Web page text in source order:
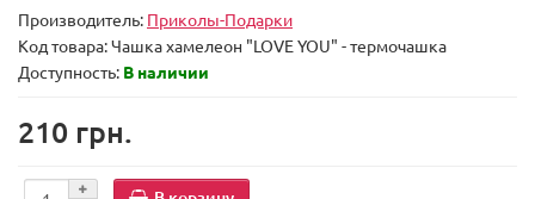
Производитель: Приколы-Подарки
Код товара:Чашка хамелеон "LOVE YOU" - термочашка
Доступность: В наличии
210 грн.